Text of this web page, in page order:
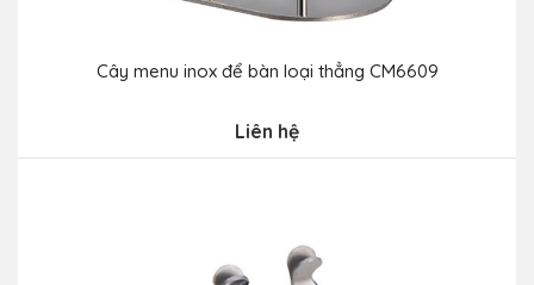
Cây menu inox để bàn loại thẳng CM6609
Liên hệ